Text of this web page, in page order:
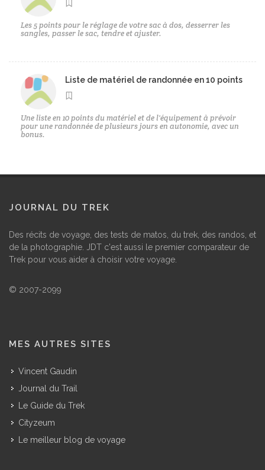
Les 5 points pour le réglage de votre sac à dos, desserrer les
sangles, passer le sac, tendre et ajuster.
Liste de matériel de randonnée en 10 points
Une liste en 10 points du matériel et de l'équipement à prévoir
pour une randonnée de plusieurs jours en autonomie, avec un
bonus.
JOURNAL DU TREK
Des récits de voyage, des tests de matos, du trek, des randos, et
de la photographie. JDT c'est aussi le premier comparateur de
Trek pour vous aider à choisir votre voyage.
© 2007-2099
MES AUTRES SITES
Vincent Gaudin
Journal du Trail
Le Guide du Trek
Cityzeum
Le meilleur blog de voyage